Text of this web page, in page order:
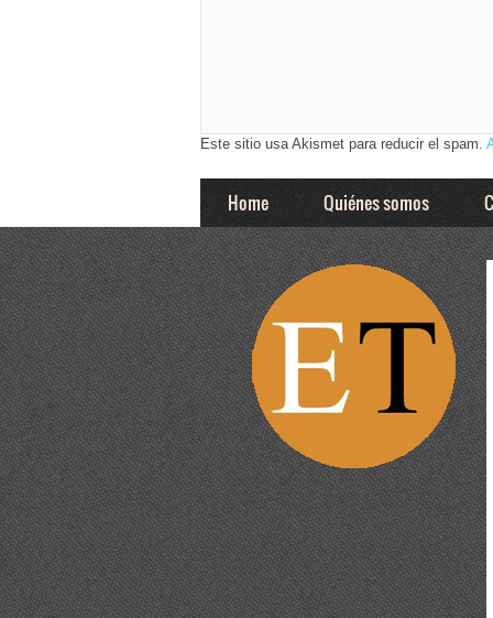
Este sitio usa Akismet para reducir el spam.
Home Quiénes somos